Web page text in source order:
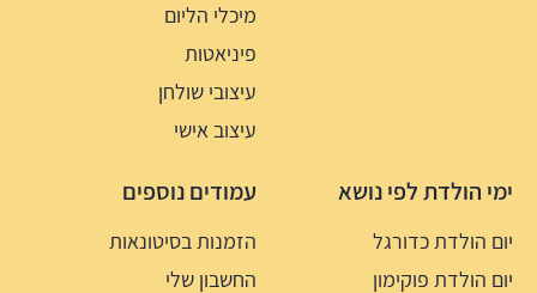
מיכלי הליום
פיניאטות
עיצובי שולחן
עיצוב אישי
ימי הולדת לפי נושא
יום הולדת כדורגל
יום הולדת פוקימון
עמודים נוספים
הזמנות בסיטונאות
החשבון שלי